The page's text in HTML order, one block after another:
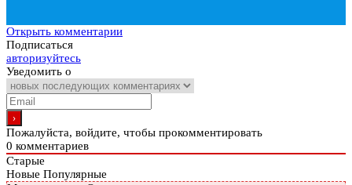
Открыть комментарии
Подписаться
авторизуйтесь
Уведомить о
Пожалуйста, войдите, чтобы прокомментировать
0 комментариев
Старые
Новые Популярные